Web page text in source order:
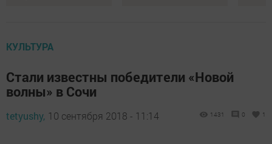
КУЛЬТУРА
Стали известны победители «Новой
волны» в Сочи
tetyushy, 10 сентября 2018 - 11:14 1431 0 1